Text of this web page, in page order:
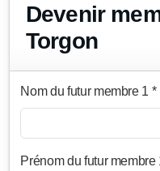
Devenir
Torgon
Nom du futur membre 1 *
Prénom du futur membre